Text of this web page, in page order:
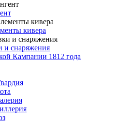
кивера
и снаряжения
Кампании 1812 года